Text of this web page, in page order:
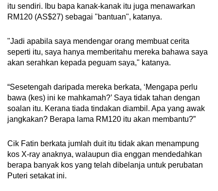
itu sendiri. Ibu bapa kanak-kanak itu juga menawarkan
RM120 (AS$27) sebagai "bantuan", katanya.
"Jadi apabila saya mendengar orang membuat cerita
seperti itu, saya hanya memberitahu mereka bahawa saya
akan serahkan kepada peguam saya," katanya.
“Sesetengah daripada mereka berkata, ‘Mengapa perlu
bawa (kes) ini ke mahkamah?’ Saya tidak tahan dengan
soalan itu. Kerana tiada tindakan diambil. Apa yang awak
jangkakan? Berapa lama RM120 itu akan membantu?”
Cik Fatin berkata jumlah duit itu tidak akan menampung
kos X-ray anaknya, walaupun dia enggan mendedahkan
berapa banyak kos yang telah dibelanja untuk perubatan
Puteri setakat ini.